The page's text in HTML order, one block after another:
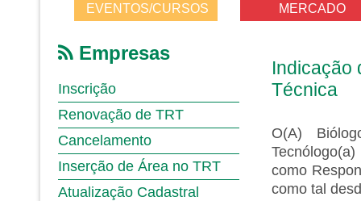
EVENTOS/CURSOS MERCADO
Empresas
Inscrição
Renovação de TRT
Cancelamento
Inserção de Área no TRT
Atualização Cadastral
Indicação
Técnica
O(A)
como
como tal